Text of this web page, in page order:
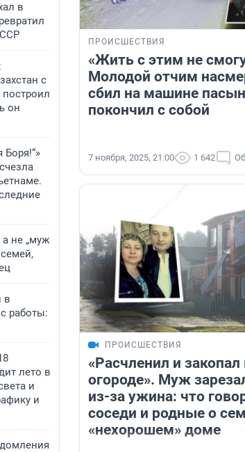
в
с
он
Боря!“»
не „муж
в
работы:
лето в
и
и
ПРОИСШЕСТВИЯ
«Жить с этим не
Молодой отчим
сбил на машине
покончил с собой
7 ноября, 2025, 21:00 1 642
ПРОИСШЕСТВИЯ
«Расчленил и закопал
огороде». Муж
из-за ужина: что
соседи и родные о
«нехорошем» доме